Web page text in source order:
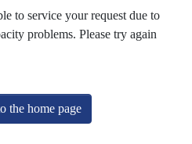
to service your request due to
problems. Please try again
the home page